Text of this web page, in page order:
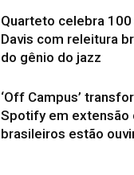
Quarteto celebra
Davis com releitura
do gênio do jazz
‘Off Campus’
Spotify em extensão
brasileiros estão